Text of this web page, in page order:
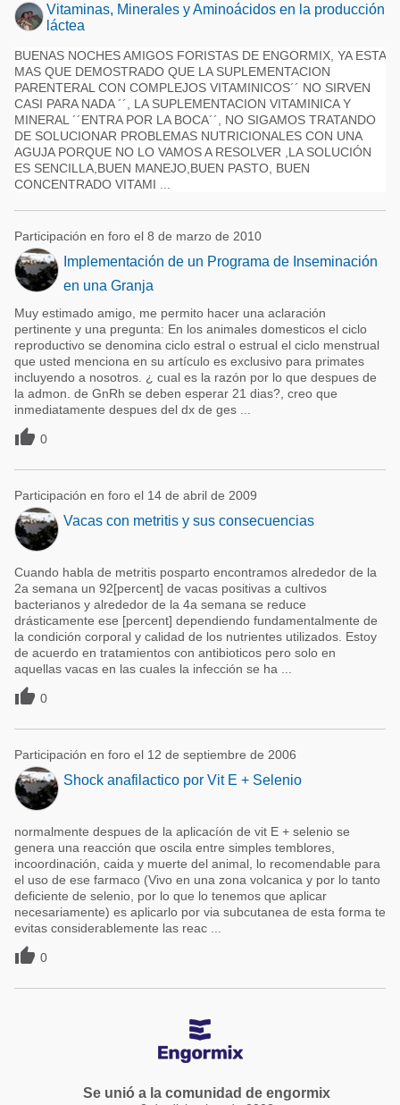
Vitaminas, Minerales y Aminoácidos en la producción
láctea
BUENAS NOCHES AMIGOS FORISTAS DE ENGORMIX, YA ESTA
MAS QUE DEMOSTRADO QUE LA SUPLEMENTACION
PARENTERAL CON COMPLEJOS VITAMINICOS´´ NO SIRVEN
CASI PARA NADA ´´, LA SUPLEMENTACION VITAMINICA Y
MINERAL ´´ENTRA POR LA BOCA´´, NO SIGAMOS TRATANDO
DE SOLUCIONAR PROBLEMAS NUTRICIONALES CON UNA
AGUJA PORQUE NO LO VAMOS A RESOLVER ,LA SOLUCIÓN
ES SENCILLA,BUEN MANEJO,BUEN PASTO, BUEN
CONCENTRADO VITAMI ...
Participación en foro el 8 de marzo de 2010
Implementación de un Programa de Inseminación
en una Granja
Muy estimado amigo, me permito hacer una aclaración
pertinente y una pregunta: En los animales domesticos el ciclo
reproductivo se denomina ciclo estral o estrual el ciclo menstrual
que usted menciona en su artículo es exclusivo para primates
incluyendo a nosotros. ¿ cual es la razón por lo que despues de
la admon. de GnRh se deben esperar 21 dias?, creo que
inmediatamente despues del dx de ges ...
 0
Participación en foro el 14 de abril de 2009
Vacas con metritis y sus consecuencias
Cuando habla de metritis posparto encontramos alrededor de la
2a semana un 92[percent] de vacas positivas a cultivos
bacterianos y alrededor de la 4a semana se reduce
drásticamente ese [percent] dependiendo fundamentalmente de
la condición corporal y calidad de los nutrientes utilizados. Estoy
de acuerdo en tratamientos con antibioticos pero solo en
aquellas vacas en las cuales la infección se ha ...
 0
Participación en foro el 12 de septiembre de 2006
Shock anafilactico por Vit E + Selenio
normalmente despues de la aplicacíón de vit E + selenio se
genera una reacción que oscila entre simples temblores,
incoordinación, caida y muerte del animal, lo recomendable para
el uso de ese farmaco (Vivo en una zona volcanica y por lo tanto
deficiente de selenio, por lo que lo tenemos que aplicar
necesariamente) es aplicarlo por via subcutanea de esta forma te
evitas considerablemente las reac ...
 0
Se unió a la comunidad de engormix